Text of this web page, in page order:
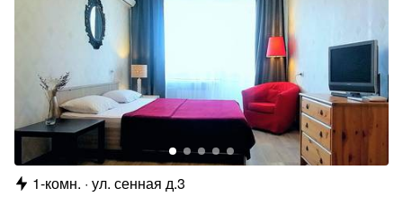
1-комн. ул. сенная д.3